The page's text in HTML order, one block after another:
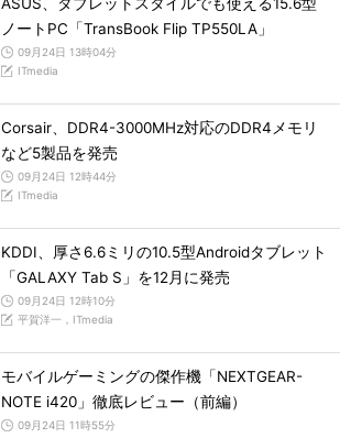
ノートPC「TransBook Flip TP550LA」
09月24日 13時04分
ITmedia
Corsair、DDR4-3000MHz対応のDDR4メモリ
など5製品を発売
09月24日 12時44分
ITmedia
KDDI、厚さ6.6ミリの10.5型Androidタブレット
「GALAXY Tab S」を12月に発売
09月24日 12時10分
平賀洋一，ITmedia
モバイルゲーミングの傑作機「NEXTGEAR-
NOTE i420」徹底レビュー（前編）
09月24日 11時55分